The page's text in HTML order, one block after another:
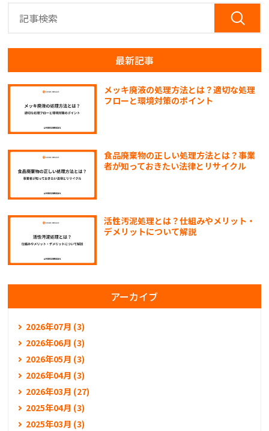
最新記事
メッキ廃液の処理方法とは？適切な処理
フローと環境対策のポイント
食品廃棄物の正しい処理方法とは？事業
者が知っておきたい法律とリサイクル
活性汚泥処理とは？仕組みやメリット・
デメリットについて解説
アーカイブ
2026年07月 (3)
2026年06月 (3)
2026年05月 (3)
2026年04月 (3)
2026年03月 (27)
2025年04月 (3)
2025年03月 (3)